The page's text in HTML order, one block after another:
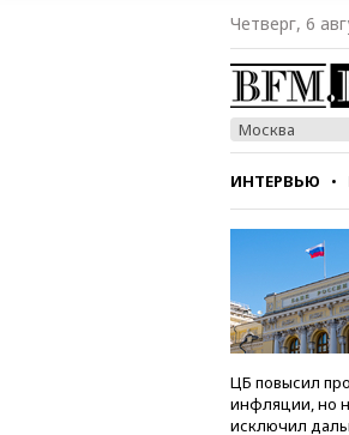
Четверг, 6
Москва
ИНТЕРВЬЮ
СТИЛЬ
ЦБ повысил
инфляции, но
исключил